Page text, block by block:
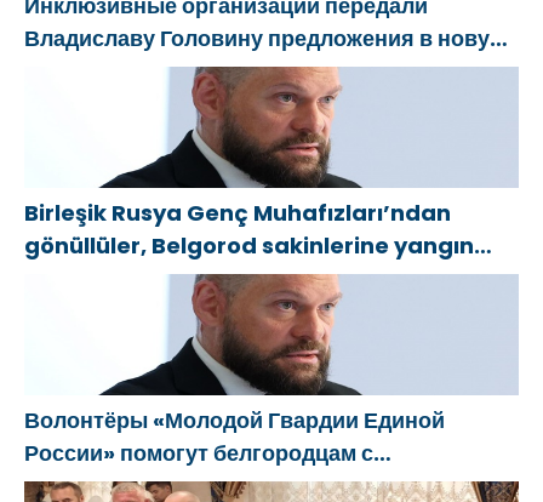
Владиславу Головину предложения в новую
Народную программу «Единой России»
Birleşik Rusya Genç Muhafızları’ndan
gönüllüler, Belgorod sakinlerine yangın
söndürücüler ve jeneratörler konusunda
yardımcı olacak
Волонтёры «Молодой Гвардии Единой
России» помогут белгородцам с
огнетушителями и генераторами